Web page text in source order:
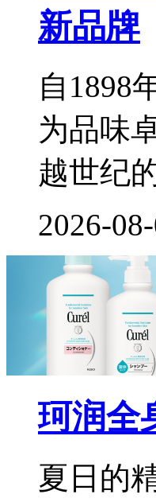
新品牌
自1898
为品味
越世纪
2026-
珂润全
夏日的